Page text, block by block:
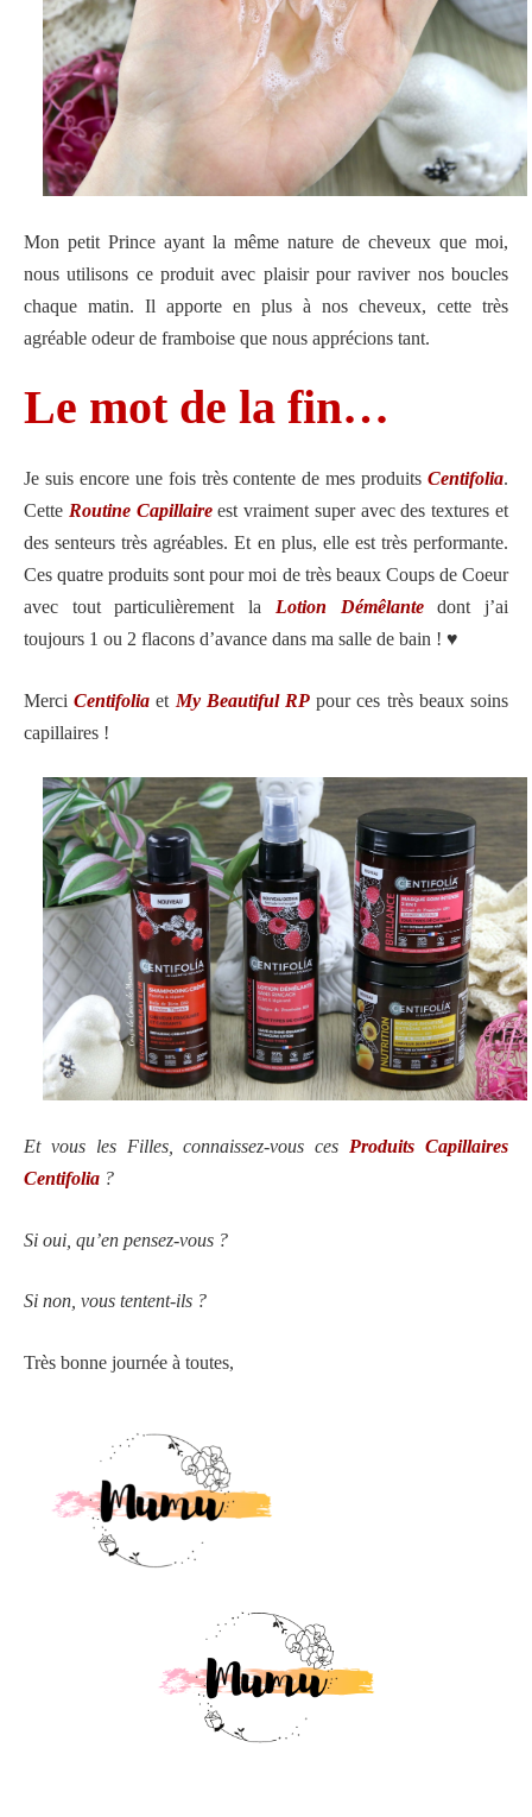
Mon petit Prince ayant la même nature de cheveux que moi,
nous utilisons ce produit avec plaisir pour raviver nos boucles
chaque matin. Il apporte en plus à nos cheveux, cette très
agréable odeur de framboise que nous apprécions tant.
Le mot de la fin…
Je suis encore une fois très contente de mes produits Centifolia.
Cette Routine Capillaireest vraiment super avec des textures et
des senteurs très agréables. Et en plus, elle est très performante.
Ces quatre produits sont pour moi de très beaux Coups de Coeur
avec tout particulièrement la Lotion Démêlantedont j’ai
toujours 1 ou 2 flacons d’avance dans ma salle de bain ! ♥️
MerciCentifolia et My Beautiful RP pour ces très beaux soins
capillaires !
Et vous les Filles, connaissez-vous ces Produits Capillaires
Centifolia ?
Si oui, qu’en pensez-vous ?
Si non, vous tentent-ils ?
Très bonne journée à toutes,